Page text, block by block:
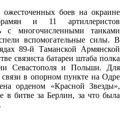
боев на окраине
и 11 артиллеристов
с многочисленными танками
вспомогательные силы. В
89-й Таманской Армянской
связиста батареи штаба полка
Севастополя и Польши. Для
связи в опорном пункте на Одре
орденом «Красной Звезды»,
в битве за Берлин, за что была